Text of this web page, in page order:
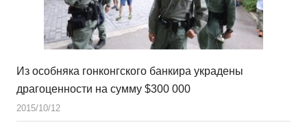
Из особняка гонконгского банкира украдены
драгоценности на сумму $300 000
2015/10/12